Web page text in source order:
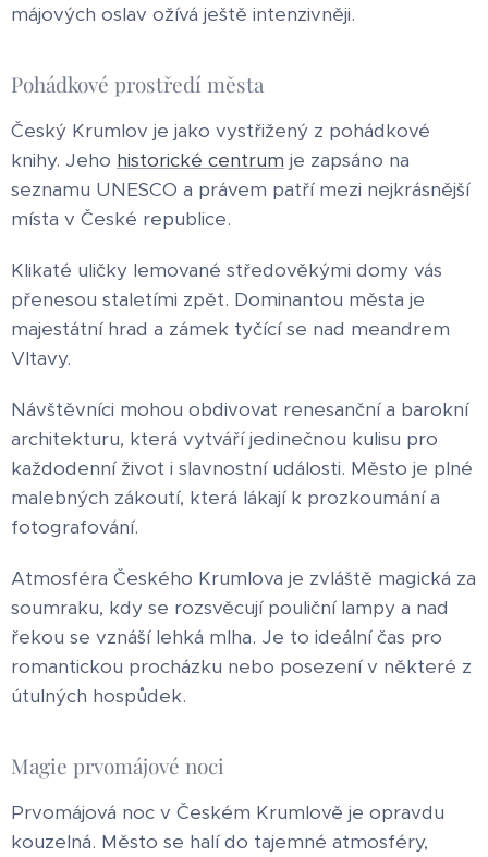
májových oslav ožívá ještě intenzivněji.
Pohádkové prostředí města
Český Krumlov je jako vystřižený z pohádkové
knihy. Jeho historické centrum je zapsáno na
seznamu UNESCO a právem patří mezi nejkrásnější
místa v České republice.
Klikaté uličky lemované středověkými domy vás
přenesou staletími zpět. Dominantou města je
majestátní hrad a zámek tyčící se nad meandrem
Vltavy.
Návštěvníci mohou obdivovat renesanční a barokní
architekturu, která vytváří jedinečnou kulisu pro
každodenní život i slavnostní události. Město je plné
malebných zákoutí, která lákají k prozkoumání a
fotografování.
Atmosféra Českého Krumlova je zvláště magická za
soumraku, kdy se rozsvěcují pouliční lampy a nad
řekou se vznáší lehká mlha. Je to ideální čas pro
romantickou procházku nebo posezení v některé z
útulných hospůdek.
Magie prvomájové noci
Prvomájová noc v Českém Krumlově je opravdu
kouzelná. Město se halí do tajemné atmosféry,